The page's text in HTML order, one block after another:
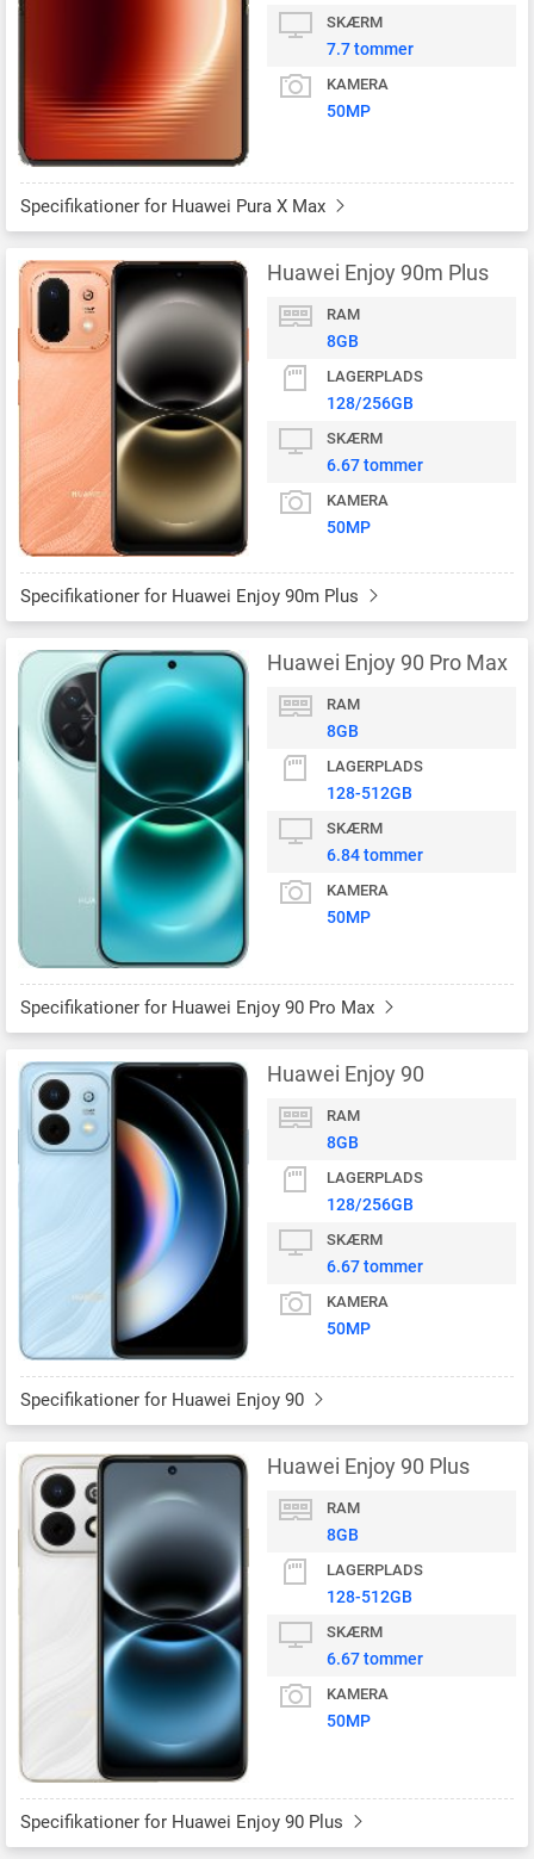
SKÆRM
7.7 tommer
KAMERA
50MP
Specifikationer for Huawei Pura X Max
Huawei Enjoy 90m Plus
RAM
8GB
LAGERPLADS
128/256GB
SKÆRM
6.67 tommer
KAMERA
50MP
Specifikationer for Huawei Enjoy 90m Plus
Huawei Enjoy 90 Pro Max
RAM
8GB
LAGERPLADS
128-512GB
SKÆRM
6.84 tommer
KAMERA
50MP
Specifikationer for Huawei Enjoy 90 Pro Max
Huawei Enjoy 90
RAM
8GB
LAGERPLADS
128/256GB
SKÆRM
6.67 tommer
KAMERA
50MP
Specifikationer for Huawei Enjoy 90
Huawei Enjoy 90 Plus
RAM
8GB
LAGERPLADS
128-512GB
SKÆRM
6.67 tommer
KAMERA
50MP
Specifikationer for Huawei Enjoy 90 Plus